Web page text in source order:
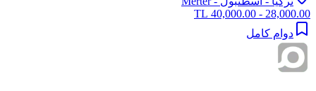
28,000.00 - 40,000.00 TL
دوام كامل